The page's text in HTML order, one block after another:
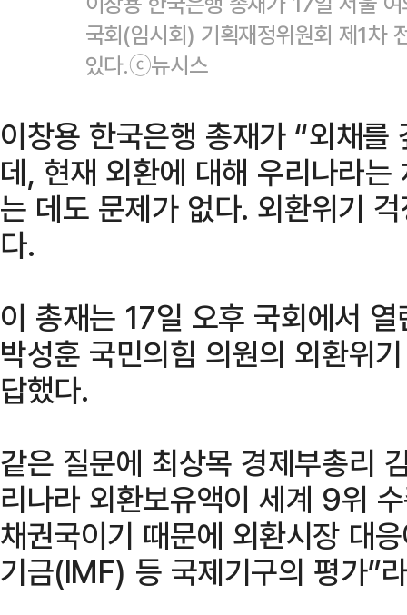
국회(임시회) 기획재정위원회 제1차
있다.ⓒ뉴시스
이창용 한국은행 총재가 “외채
데, 현재 외환에 대해 우리나라
는 데도 문제가 없다. 외환위기
다.
이 총재는 17일 오후 국회에서
박성훈 국민의힘 의원의 외환위
답했다.
같은 질문에 최상목 경제부총리
리나라 외환보유액이 세계 9위
채권국이기 때문에 외환시장 대
기금(IMF) 등 국제기구의 평가”